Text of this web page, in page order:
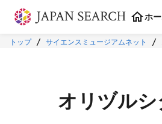
本文に飛ぶ
ホ
トップ サイエンスミュージアムネット
オリヅルシ